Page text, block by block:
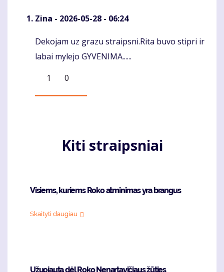
Zina - 2026-05-28 - 06:24
Komentaras
Dekojam uz grazu straipsni.Rita buvo stipri ir
labai mylejo GYVENIMA......
1
0
Kiti straipsniai
Visiems, kuriems Roko atminimas yra brangus
Skaityti daugiau
Užuojauta dėl Roko Nenartavičiaus žūties